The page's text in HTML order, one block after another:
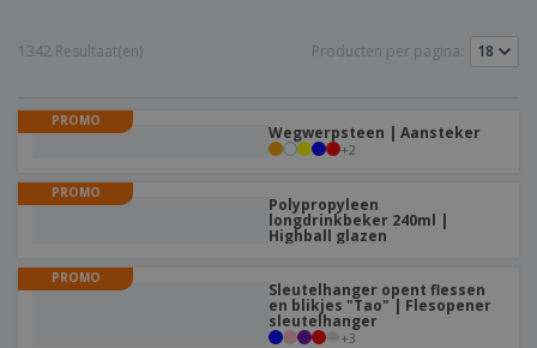
1342 Resultaat(en) Producten per pagina:
PROMO
Wegwerpsteen | Aansteker
+2
PROMO
Polypropyleen
longdrinkbeker 240ml |
Highball glazen
PROMO
Sleutelhanger opent flessen
en blikjes "Tao" | Flesopener
sleutelhanger
+3